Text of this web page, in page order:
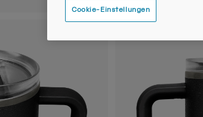
Cookie-Einstellungen